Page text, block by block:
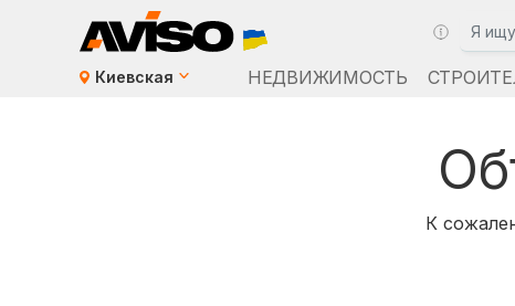
Киевская НЕДВИЖИМОСТЬ
К